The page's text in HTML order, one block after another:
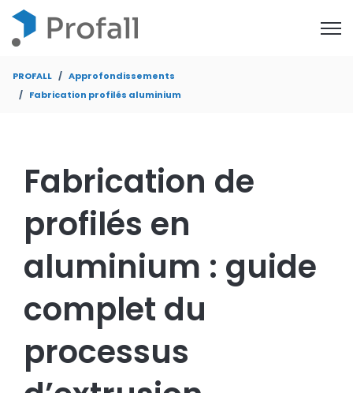
PROFALL
Approfondissements
Fabrication profilés aluminium
Fabrication de
profilés en
aluminium : guide
complet du
processus